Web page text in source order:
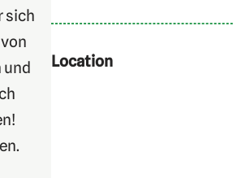
sich
und
Location